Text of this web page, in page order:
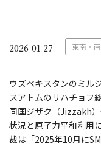
2026-01-27 東南・
ウズベキスタンのミル
スアトムのリハチョフ
同国ジザク（Jizzakh
状況と原子力平和利用
裁は「2025年10月に